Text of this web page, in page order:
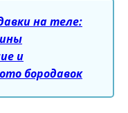
на теле:
и
бородавок